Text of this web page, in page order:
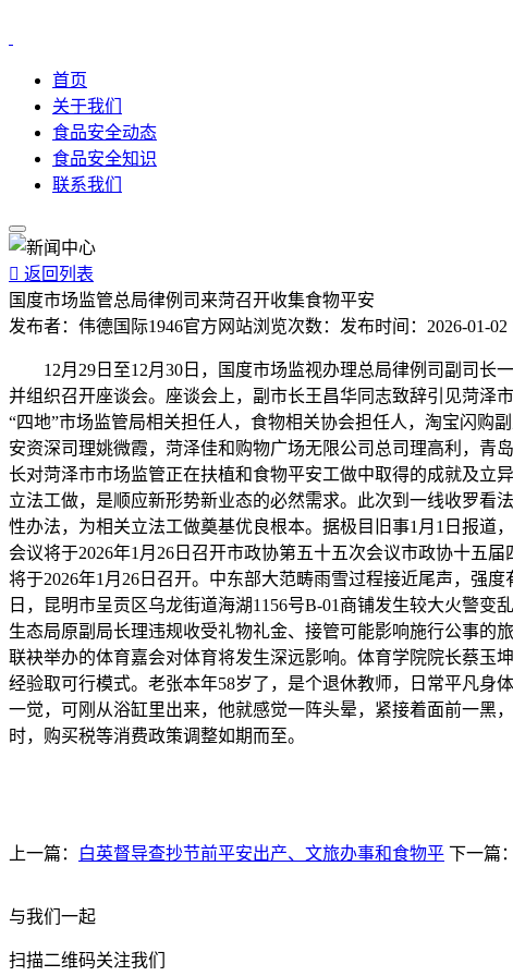
首页
关于我们
食品安全动态
食品安全知识
联系我们
 返回列表
国度市场监管总局律例司来菏召开收集食物平安
发布者： 伟德国际1946官方网站浏览次数： 发布时间： 2026-01-02
12月29日至12月30日，国度市场监视办理总局律例司副司长
并组织召开座谈会。座谈会上，副市长王昌华同志致辞引见菏泽
“四地”市场监管局相关担任人，食物相关协会担任人，淘宝闪购
安资深司理姚微霞，菏泽佳和购物广场无限公司总司理高利，青
长对菏泽市市场监管正在扶植和食物平安工做中取得的成就及立
立法工做，是顺应新形势新业态的必然需求。此次到一线收罗看
性办法，为相关立法工做奠基优良根本。据极目旧事1月1日报道
会议将于2026年1月26日召开市政协第五十五次会议市政协十五
将于2026年1月26日召开。中东部大范畴雨雪过程接近尾声，强
日，昆明市呈贡区乌龙街道海湖1156号B-01商铺发生较大火警
生态局原副局长理违规收受礼物礼金、接管可能影响施行公事的
联袂举办的体育嘉会对体育将发生深远影响。体育学院院长蔡玉
经验取可行模式。老张本年58岁了，是个退休教师，日常平凡身
一觉，可刚从浴缸里出来，他就感觉一阵头晕，紧接着面前一黑
时，购买税等消费政策调整如期而至。
上一篇： 白英督导查抄节前平安出产、文旅办事和食物平 下一篇：
与我们一起
扫描二维码关注我们